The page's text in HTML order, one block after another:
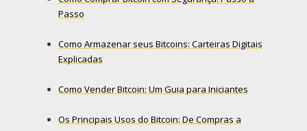
Passo
Como Armazenar seus Bitcoins: Carteiras Digitais
Explicadas
Como Vender Bitcoin: Um Guia para Iniciantes
Os Principais Usos do Bitcoin: De Compras a